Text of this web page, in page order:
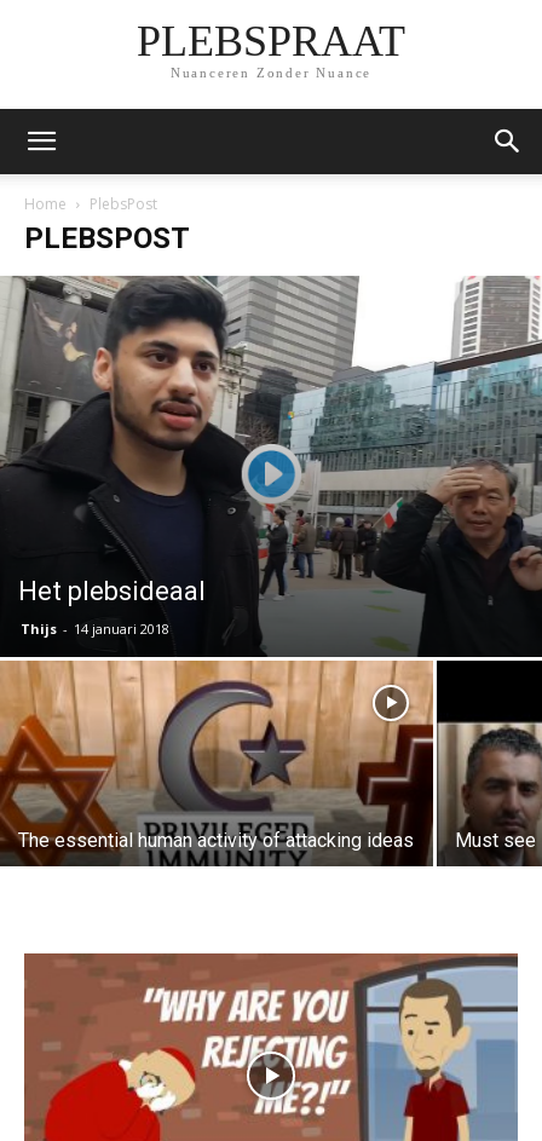
PLEBSPRAAT
Nuanceren Zonder Nuance
Home PlebsPost
PLEBSPOST
Het plebsideaal
Thijs - 14 januari 2018
The essential human activity of attacking ideas Must see